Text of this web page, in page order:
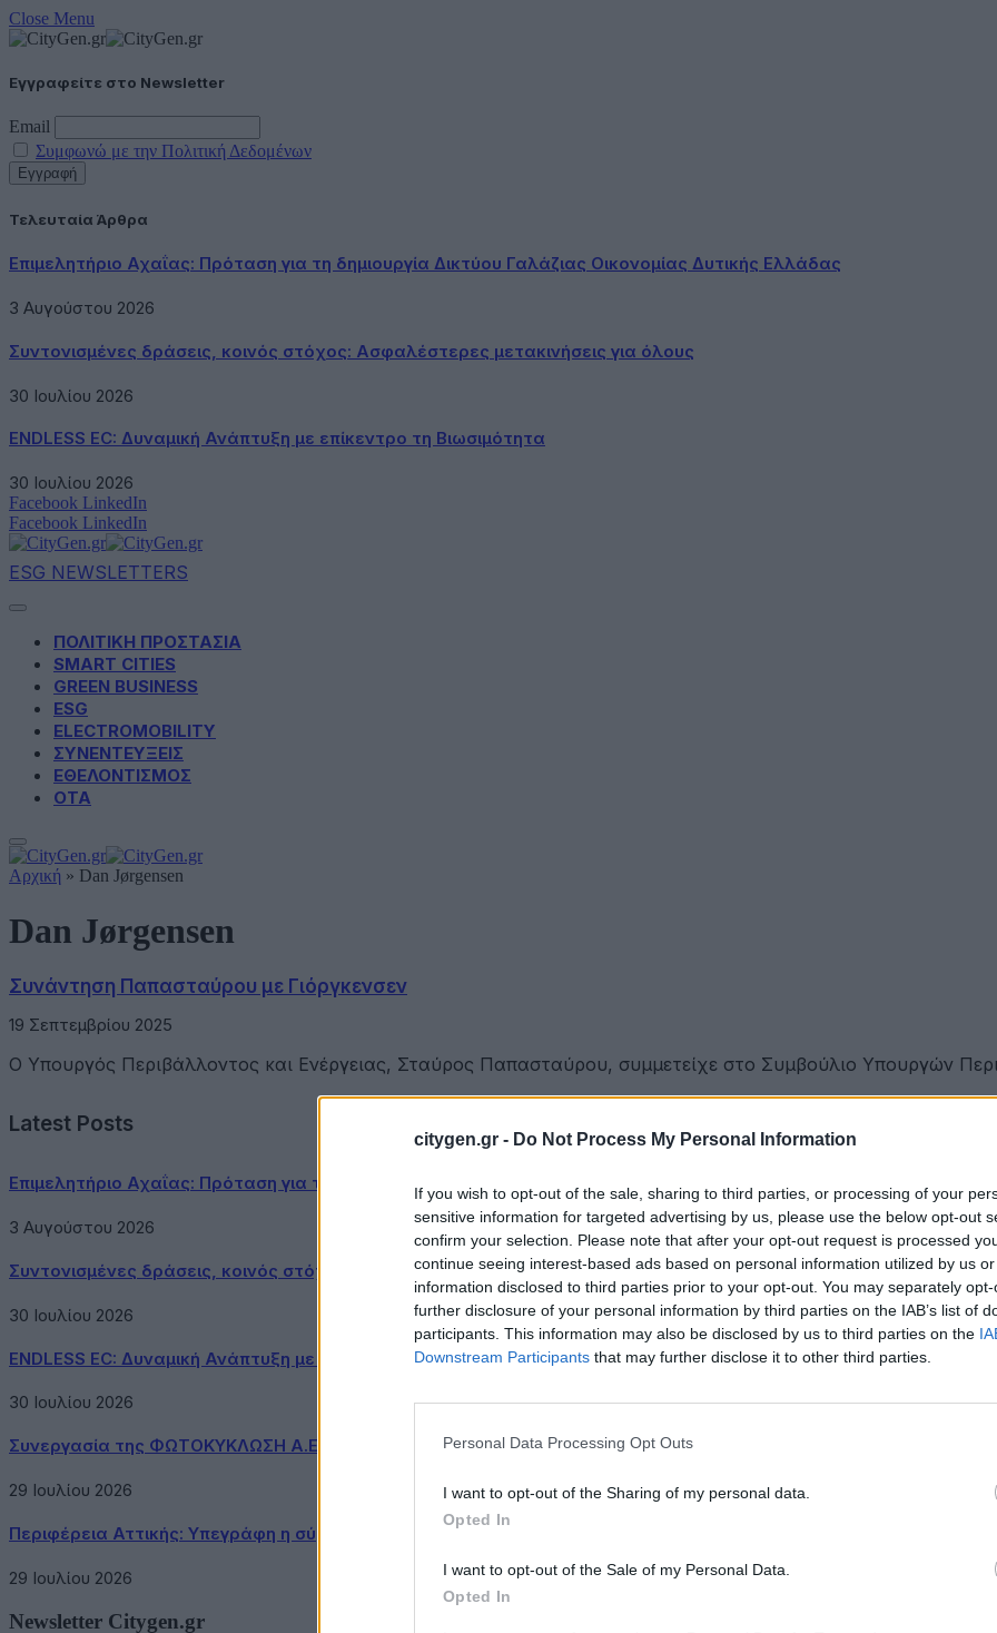
citygen.gr - Do Not Process My Personal Information
If you wish to opt-out of the sale, sharing to third parties, or processing of your
sensitive information for targeted advertising by us, please use the below opt-out
confirm your selection. Please note that after your opt-out request is processed
continue seeing interest-based ads based on personal information utilized by us
information disclosed to third parties prior to your opt-out. You may separately
further disclosure of your personal information by third parties on the IAB’s list of
participants. This information may also be disclosed by us to third parties on the
Downstream Participants that may further disclose it to other third parties.
Personal Data Processing Opt Outs
I want to opt-out of the Sharing of my personal data.
Opted In
I want to opt-out of the Sale of my Personal Data.
Opted In
Close Menu
Εγγραφείτε στο Newsletter
Email
Συμφωνώ με την Πολιτική Δεδομένων
Τελευταία Άρθρα
Επιμελητήριο Αχαΐας: Πρόταση για τη δημιουργία Δικτύου Γαλάζιας Οικονομίας Δυτικής Ελλάδας
3 Αυγούστου 2026
Συντονισμένες δράσεις, κοινός στόχος: Ασφαλέστερες μετακινήσεις για όλους
30 Ιουλίου 2026
ENDLESS EC: Δυναμική Ανάπτυξη με επίκεντρο τη Βιωσιμότητα
30 Ιουλίου 2026
Facebook LinkedIn
Facebook LinkedIn
ESG NEWSLETTERS
ΠΟΛΙΤΙΚΗ ΠΡΟΣΤΑΣΙΑ
SMART CITIES
GREEN BUSINESS
ESG
ELECTROMOBILITY
ΣΥΝΕΝΤΕΥΞΕΙΣ
ΕΘΕΛΟΝΤΙΣΜΟΣ
ΟΤΑ
Αρχική » Dan Jørgensen
Dan Jørgensen
Συνάντηση Παπασταύρου με Γιόργκενσεν
19 Σεπτεμβρίου 2025
Ο Υπουργός Περιβάλλοντος και Ενέργειας, Σταύρος Παπασταύρου, συμμετείχε στο Συμβούλιο Υπουργών
Latest Posts
Επιμελητήριο Αχαΐας: Πρόταση για τη δημιουργία Δικτύου Γαλάζιας Οικονομίας Δυτικής Ελλάδας
3 Αυγούστου 2026
Συντονισμένες δράσεις, κοινός στόχος: Ασφαλέστερες μετακινήσεις για όλους
30 Ιουλίου 2026
ENDLESS EC: Δυναμική Ανάπτυξη με επίκεντρο τη Βιωσιμότητα
30 Ιουλίου 2026
Συνεργασία της ΦΩΤΟΚΥΚΛΩΣΗ Α.Ε. με τον Δήμο Μεγαρέων
29 Ιουλίου 2026
Περιφέρεια Αττικής: Υπεγράφη η σύμβαση κατασκευής του εσωτερικού δικτύου αποχέτευσης Παιανίας
29 Ιουλίου 2026
Newsletter Citygen.gr